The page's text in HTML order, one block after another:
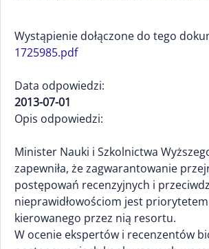
Wystąpienie dołączone do tego
1725985.pdf
Data odpowiedzi:
2013-07-01
Opis odpowiedzi:
Minister Nauki i Szkolnictwa
zapewniła, że zagwarantowanie
postępowań recenzyjnych i
nieprawidłowościom jest priorytetem
kierowanego przez nią resortu.
W ocenie ekspertów i recenzentów